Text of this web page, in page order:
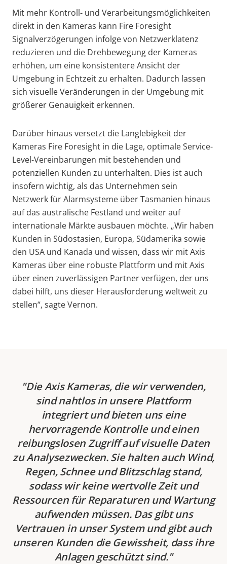
Mit mehr Kontroll- und Verarbeitungsmöglichkeiten
direkt in den Kameras kann Fire Foresight
Signalverzögerungen infolge von Netzwerklatenz
reduzieren und die Drehbewegung der Kameras
erhöhen, um eine konsistentere Ansicht der
Umgebung in Echtzeit zu erhalten. Dadurch lassen
sich visuelle Veränderungen in der Umgebung mit
größerer Genauigkeit erkennen.
Darüber hinaus versetzt die Langlebigkeit der
Kameras Fire Foresight in die Lage, optimale Service-
Level-Vereinbarungen mit bestehenden und
potenziellen Kunden zu unterhalten. Dies ist auch
insofern wichtig, als das Unternehmen sein
Netzwerk für Alarmsysteme über Tasmanien hinaus
auf das australische Festland und weiter auf
internationale Märkte ausbauen möchte. „Wir haben
Kunden in Südostasien, Europa, Südamerika sowie
den USA und Kanada und wissen, dass wir mit Axis
Kameras über eine robuste Plattform und mit Axis
über einen zuverlässigen Partner verfügen, der uns
dabei hilft, uns dieser Herausforderung weltweit zu
stellen“, sagte Vernon.
Die Axis Kameras, die wir verwenden,
sind nahtlos in unsere Plattform
integriert und bieten uns eine
hervorragende Kontrolle und einen
reibungslosen Zugriff auf visuelle Daten
zu Analysezwecken. Sie halten auch Wind,
Regen, Schnee und Blitzschlag stand,
sodass wir keine wertvolle Zeit und
Ressourcen für Reparaturen und Wartung
aufwenden müssen. Das gibt uns
Vertrauen in unser System und gibt auch
unseren Kunden die Gewissheit, dass ihre
Anlagen geschützt sind.